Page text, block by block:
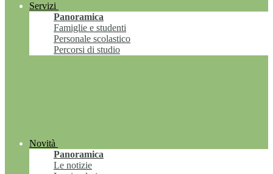
Servizi
Panoramica
Famiglie e studenti
Personale scolastico
Percorsi di studio
Novità
Panoramica
Le notizie